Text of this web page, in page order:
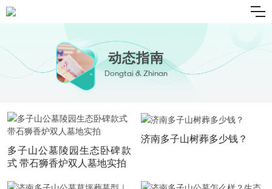
动态指南
Dongtai & Zhinan
多子山公墓陵园生态卧碑款
式 带石狮香炉双人墓地实拍
济南多子山树葬多少钱？